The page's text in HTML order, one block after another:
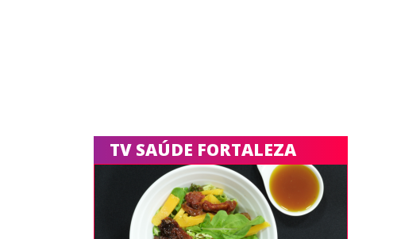
TV SAÚDE FORTALEZA